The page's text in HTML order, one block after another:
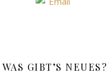
WAS GIBT’S NEUES?